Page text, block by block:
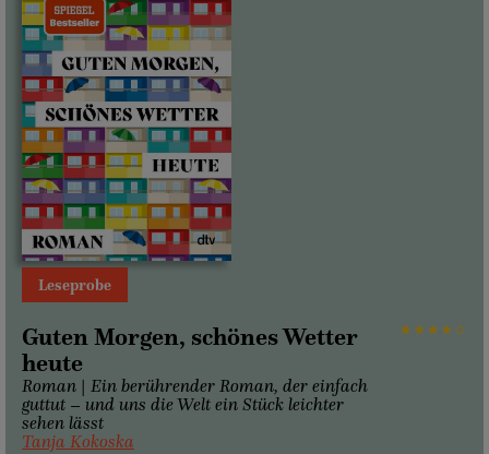
Leseprobe
Guten Morgen, schönes Wetter
heute
Roman | Ein berührender Roman, der einfach
guttut – und uns die Welt ein Stück leichter
sehen lässt
Tanja Kokoska